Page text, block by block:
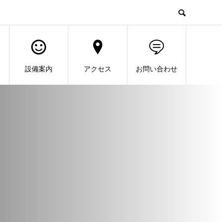
設備案内 アクセス お問い合わせ